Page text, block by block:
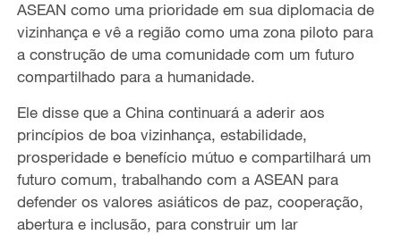
ASEAN como uma prioridade em sua diplomacia de
vizinhança e vê a região como uma zona piloto para
a construção de uma comunidade com um futuro
compartilhado para a humanidade.
Ele disse que a China continuará a aderir aos
princípios de boa vizinhança, estabilidade,
prosperidade e benefício mútuo e compartilhará um
futuro comum, trabalhando com a ASEAN para
defender os valores asiáticos de paz, cooperação,
abertura e inclusão, para construir um lar